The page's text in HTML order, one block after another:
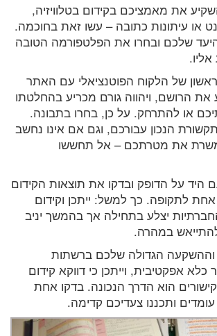
את מאמציכם בקידום בטלוויזיה,
או עיתונות כתובה – עשו זאת בחוכמה.
שלכם ובחרו את הפלטפורמה הטובה
של הלקוח הפוטנציאלי עם האתר
הרושם, ויהווה גורם מכריע בהחלטתו
או להתרחק. על כן, בחרו בתבונה.
הנכון עבורכם, וגם אם אינו נחשב
משרת את מטרתכם – אל תחששו
היד על הדופק ובדקו את תוצאות הקידום
לתקופה. כך למשל: ייתכן וקידום
יצלע בתחילה אך בהמשך יניב
להתייאש במהרה.
וההשקעה הגדולה שלכם ברשתות
אפקטיבית, וייתכן כי דווקא קידום
הוא הדרך הנכונה. בדקו אחת
ותכננו צעדיכם קדימה.